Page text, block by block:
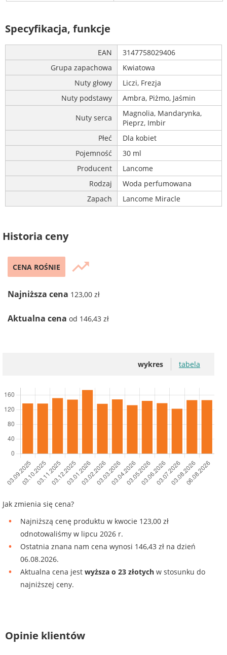
Specyfikacja, funkcje
EAN
3147758029406
Grupa zapachowa
Kwiatowa
Nuty głowy
Liczi, Frezja
Nuty podstawy
Ambra, Piżmo, Jaśmin
Nuty serca
Magnolia, Mandarynka,
Pieprz, Imbir
Płeć
Dla kobiet
Pojemność
30 ml
Producent
Lancome
Rodzaj
Woda perfumowana
Zapach
Lancome Miracle
Historia ceny
CENA ROŚNIE trending_up
Najniższa cena 123,00 zł
Aktualna cena od 146,43 zł
wykres tabela
Jak zmienia się cena?
Najniższą cenę produktu w kwocie 123,00 zł
odnotowaliśmy w lipcu 2026 r.
Ostatnia znana nam cena wynosi 146,43 zł na dzień
06.08.2026.
Aktualna cena jest wyższa o 23 złotych w stosunku do
najniższej ceny.
Opinie klientów